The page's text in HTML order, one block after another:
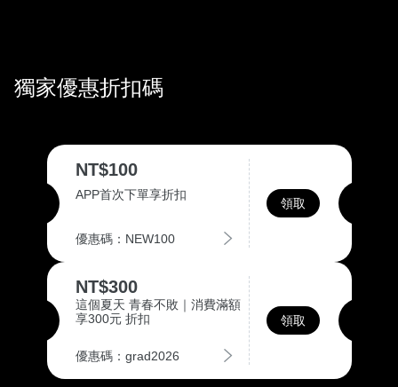
獨家優惠折扣碼
NT$100
APP首次下單享折扣
優惠碼：NEW100
領取
NT$300
這個夏天 青春不敗｜消費滿額
享300元 折扣
優惠碼：grad2026
領取